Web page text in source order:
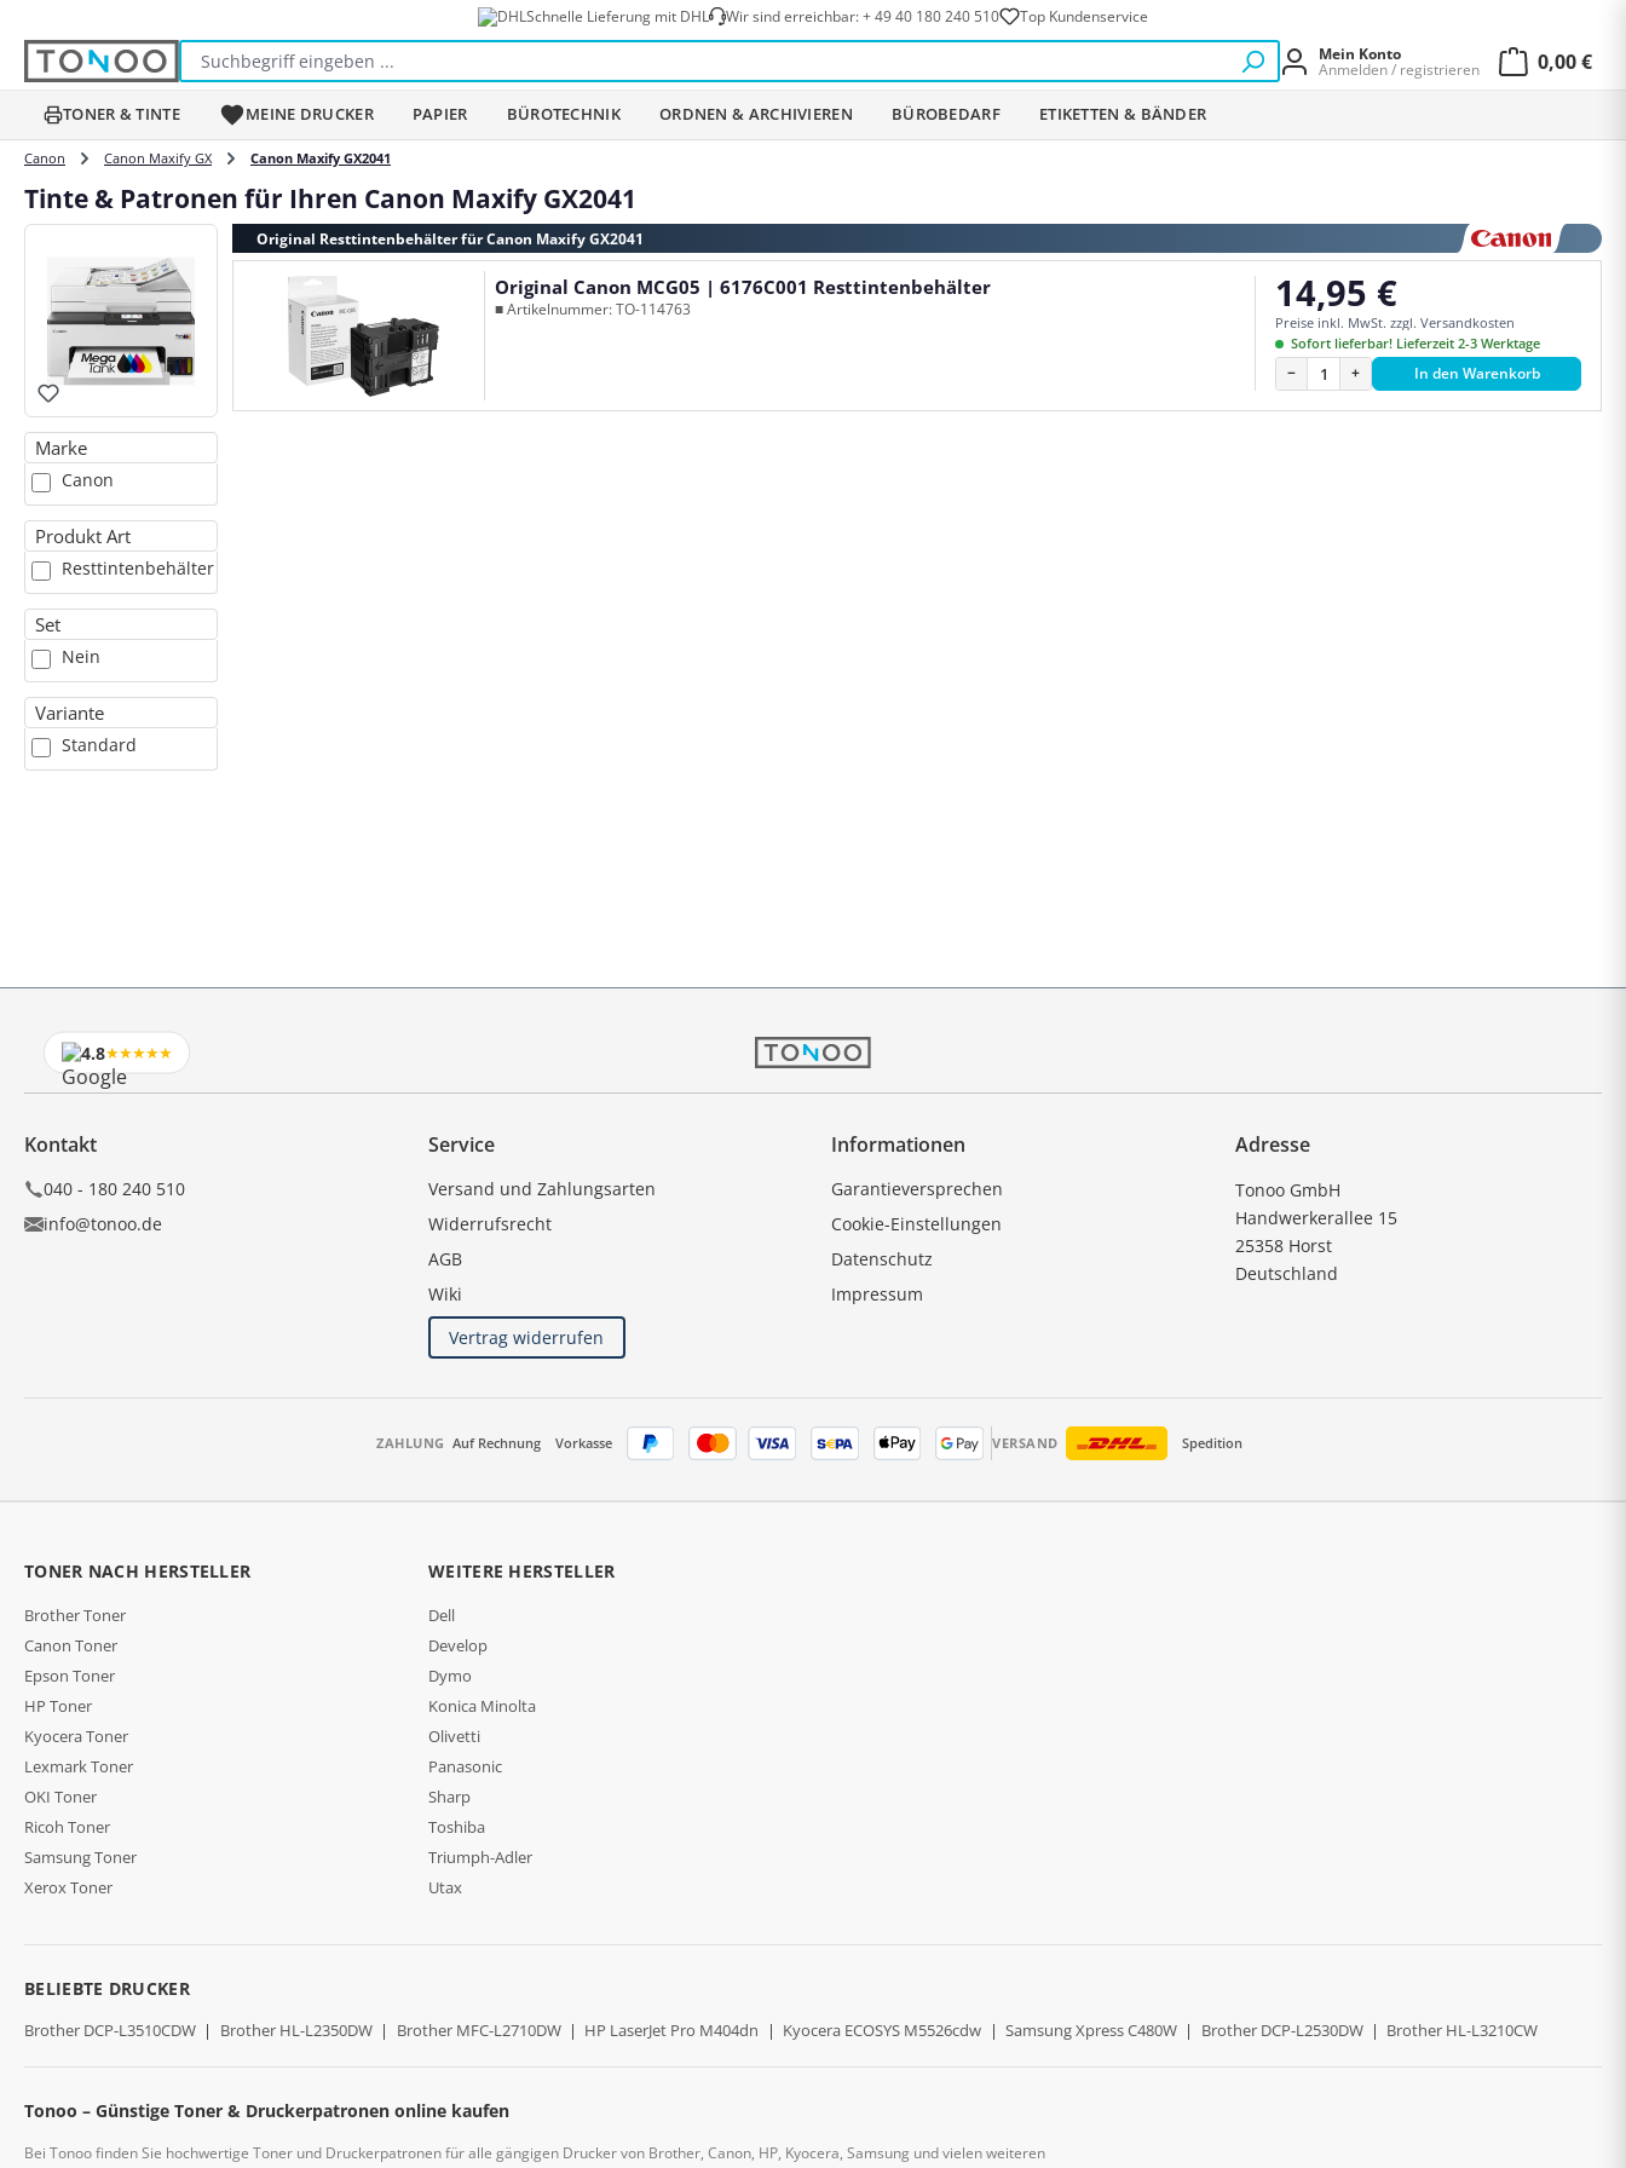
Schnelle Lieferung mit DHL Wir sind erreichbar:+ 49 40 180 240 510 Top Kundenservice
Mein Konto
Anmelden / registrieren
0,00 €
TONER & TINTE MEINE DRUCKER PAPIER BÜROTECHNIK ORDNEN & ARCHIVIEREN BÜROBEDARF ETIKETTEN & BÄNDER
Canon Canon Maxify GX Canon Maxify GX2041
Tinte & Patronen für Ihren Canon Maxify GX2041
Marke
Canon
Produkt Art
Resttintenbehälter
Set
Nein
Variante
Standard
Original Resttintenbehälter für Canon Maxify GX2041
Original Canon MCG05 | 6176C001 Resttintenbehälter
■ Artikelnummer: TO-114763
Regulärer Preis:
14,95 €
Preise inkl. MwSt. zzgl. Versandkosten
Sofort lieferbar! Lieferzeit 2-3 Werktage
− + In den Warenkorb
4.8★★★★★
Kontakt
040 - 180 240 510
info@tonoo.de
Service
Versand und Zahlungsarten
Widerrufsrecht
AGB
Wiki
Vertrag widerrufen
Informationen
Garantieversprechen
Cookie-Einstellungen
Datenschutz
Impressum
Adresse
Tonoo GmbH
Handwerkerallee 15
25358 Horst
Deutschland
ZAHLUNG Auf Rechnung Vorkasse VERSAND Spedition
TONER NACH HERSTELLER
Brother Toner
Canon Toner
Epson Toner
HP Toner
Kyocera Toner
Lexmark Toner
OKI Toner
Ricoh Toner
Samsung Toner
Xerox Toner
WEITERE HERSTELLER
Dell
Develop
Dymo
Konica Minolta
Olivetti
Panasonic
Sharp
Toshiba
Triumph-Adler
Utax
BELIEBTE DRUCKER
Brother DCP-L3510CDW | Brother HL-L2350DW | Brother MFC-L2710DW | HP LaserJet Pro M404dn | Kyocera ECOSYS M5526cdw | Samsung Xpress C480W | Brother DCP-L2530DW | Brother HL-L3210CW
Tonoo – Günstige Toner & Druckerpatronen online kaufen
Bei Tonoo finden Sie hochwertige Toner und Druckerpatronen für alle gängigen Drucker von Brother, Canon, HP, Kyocera, Samsung und vielen weiteren